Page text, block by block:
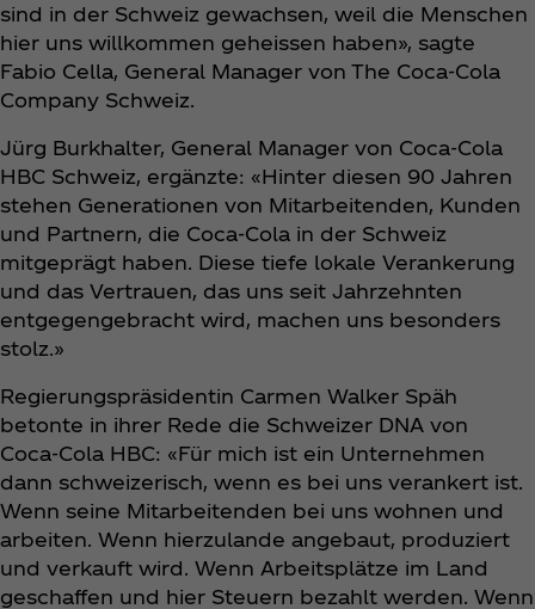
sind in der Schweiz gewachsen, weil die Menschen
hier uns willkommen geheissen haben», sagte
Fabio Cella, General Manager von The Coca‑Cola
Company Schweiz.
Jürg Burkhalter, General Manager von Coca‑Cola
HBC Schweiz, ergänzte: «Hinter diesen 90 Jahren
stehen Generationen von Mitarbeitenden, Kunden
und Partnern, die Coca‑Cola in der Schweiz
mitgeprägt haben. Diese tiefe lokale Verankerung
und das Vertrauen, das uns seit Jahrzehnten
entgegengebracht wird, machen uns besonders
stolz.»
Regierungspräsidentin Carmen Walker Späh
betonte in ihrer Rede die Schweizer DNA von
Coca‑Cola HBC: «Für mich ist ein Unternehmen
dann schweizerisch, wenn es bei uns verankert ist.
Wenn seine Mitarbeitenden bei uns wohnen und
arbeiten. Wenn hierzulande angebaut, produziert
und verkauft wird. Wenn Arbeitsplätze im Land
geschaffen und hier Steuern bezahlt werden. Wenn